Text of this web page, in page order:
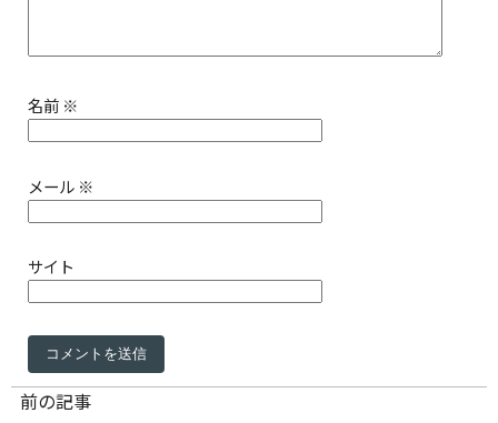
名前 ※
メール ※
サイト
前の記事